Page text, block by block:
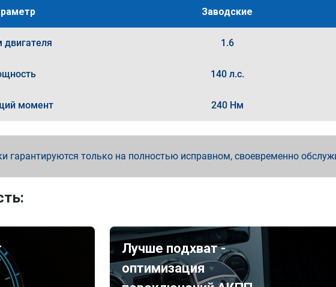
Заводские
1.6
140 л.с.
момент 240 Нм
гарантируются только на полностью исправном, своевременно
Лучше подхват -
оптимизация